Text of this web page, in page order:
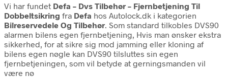
Vi har fundet Defa – Dvs Tilbehør – Fjernbetjening Til
Dobbeltsikring fra Defa hos Autolock.dk i kategorien
Bilreservedele Og Tilbehør. Som standard tilkobles DVS90
alarmen bilens egen fjernbetjening, Hvis man ønsker ekstra
sikkerhed, for at sikre sig mod jamming eller kloning af
bilens egen nøgle kan DVS90 tilsluttes sin egen
fjernbetjeningen, som vil betyde at gerningsmanden vil
være nø